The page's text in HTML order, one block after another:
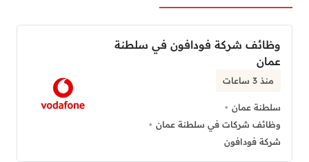
وظائف شركة فودافون في سلطنة
عمان
منذ 3 ساعات
سلطنة عمان
وظائف شركات في سلطنة عمان
شركة فودافون